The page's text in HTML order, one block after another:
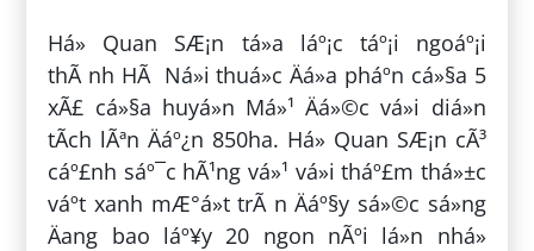
Há» Quan SÆ¡n tá»a láº¡c táº¡i ngoáº¡i
thÃ nh HÃ Ná»i thuá»c Äá»a pháº­n cá»§a 5
xÃ£ cá»§a huyá»n Má»¹ Äá»©c vá»i diá»n
tÃ­ch lÃªn Äáº¿n 850ha. Há» Quan SÆ¡n cÃ³
cáº£nh sáº¯c hÃ¹ng vá»¹ vá»i tháº£m thá»±c
váº­t xanh mÆ°á»t trÃ n Äáº§y sá»©c sá»ng
Äang bao láº¥y 20 ngon nÃºi lá»n nhá»